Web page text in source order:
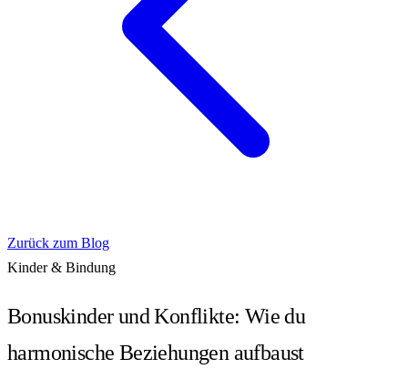
Zurück zum Blog
Kinder & Bindung
Bonuskinder und Konflikte: Wie du
harmonische Beziehungen aufbaust